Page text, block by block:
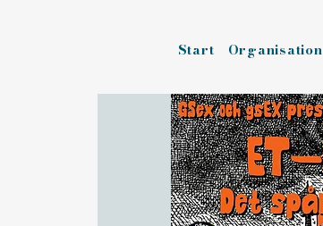
Start Organisation